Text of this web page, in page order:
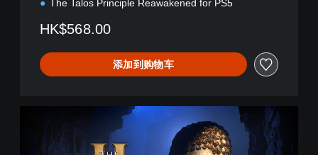
The Talos Principle Reawakened for PS5
HK$568.00
添加到购物车